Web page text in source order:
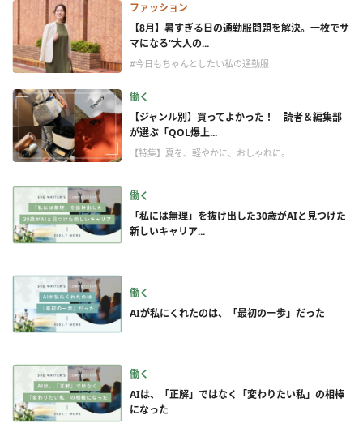
ファッション
【8月】暑すぎる日の通勤服問題を解決。一枚でサ
マになる“大人の...
#今日もちゃんとしたい私の通勤服
働く
【ジャンル別】買ってよかった！ 読者＆編集部
が選ぶ「QOL爆上...
【特集】夏を、軽やかに、おしゃれに。
働く
「私には無理」を抜け出した30歳がAIと見つけた
新しいキャリア...
働く
AIが私にくれたのは、「最初の一歩」だった
働く
AIは、「正解」ではなく「変わりたい私」の相棒
になった